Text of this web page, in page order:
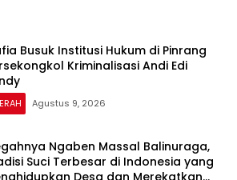
Busuk Institusi Hukum di Pinrang
Kriminalisasi Andi Edi
Agustus 9, 2026
Ngaben Massal Balinuraga,
Suci Terbesar di Indonesia yang
Desa dan Merekatkan